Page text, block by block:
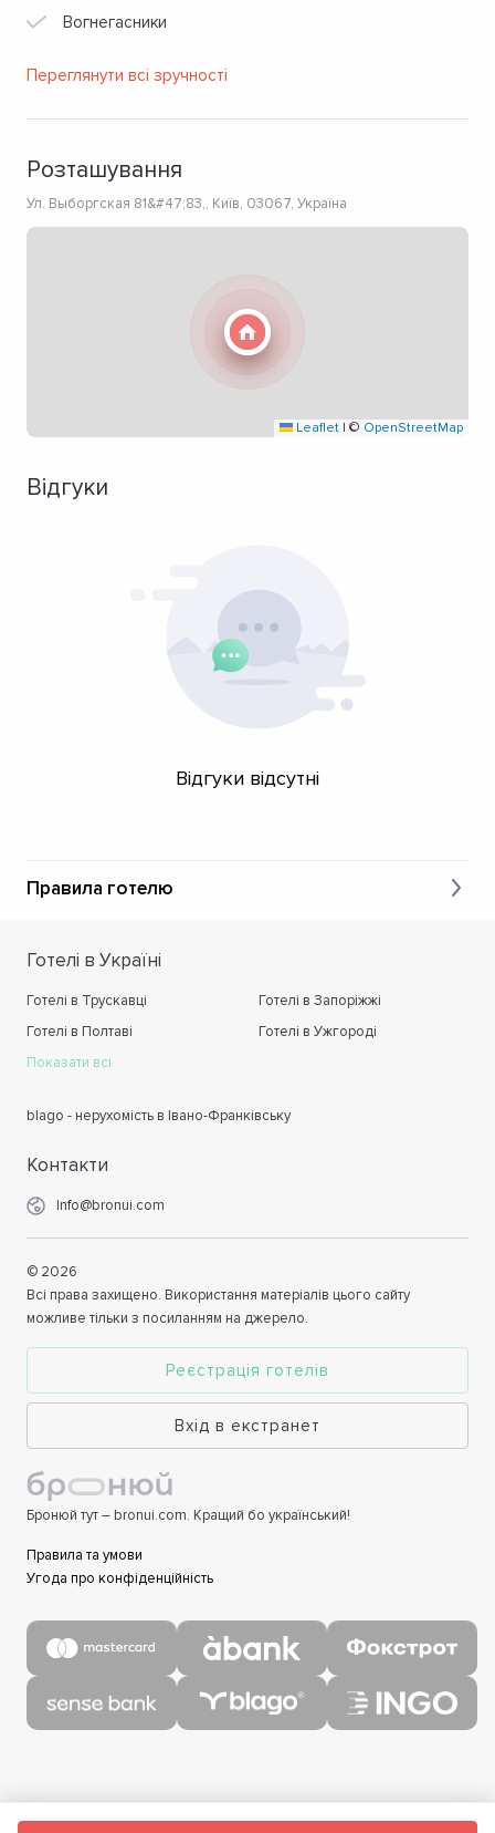
Вогнегасники
Переглянути всі зручності
Розташування
Ул. Выборгская 81&#47;83,, Київ, 03067, Україна
Leaflet | © OpenStreetMap
Відгуки
Відгуки відсутні
Правила готелю
Готелі в Україні
Готелі в Трускавці
Готелі в Запоріжжі
Готелі в Полтаві
Готелі в Ужгороді
Показати всі
blago - нерухомість в Івано-Франківську
Контакти
Info@bronui.com
© 2026
Всі права захищено. Використання матеріалів цього сайту
можливе тільки з посиланням на джерело.
Реєстрація готелів
Вхід в екстранет
Бронюй тут – bronui.com. Кращий бо український!
Правила та умови
Угода про конфіденційність